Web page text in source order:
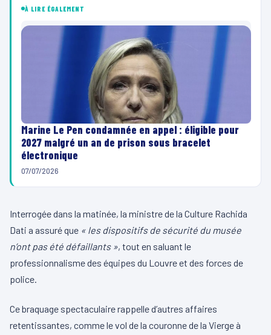
À LIRE ÉGALEMENT
Marine Le Pen condamnée en appel : éligible pour
2027 malgré un an de prison sous bracelet
électronique
07/07/2026
Interrogée dans la matinée, la ministre de la Culture Rachida
Dati a assuré que « les dispositifs de sécurité du musée
n’ont pas été défaillants », tout en saluant le
professionnalisme des équipes du Louvre et des forces de
police.
Ce braquage spectaculaire rappelle d’autres affaires
retentissantes, comme le vol de la couronne de la Vierge à